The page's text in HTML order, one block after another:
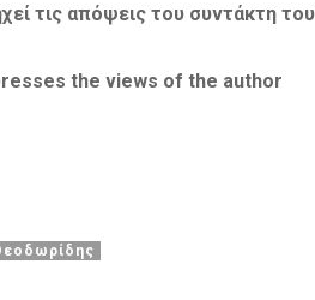
τις απόψεις του συντάκτη
the views of the author